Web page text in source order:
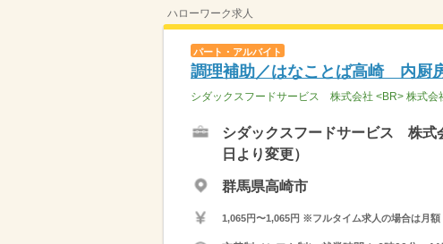
ハローワーク求人
パート・アルバイト
調理補助／はなことば高崎 内厨
シダックスフードサービス 株式会社 <BR> 株式会
シダックスフードサービス 株式
日より変更）
群馬県高崎市
1,065円〜1,065円 ※フルタイム求人の場合は月額